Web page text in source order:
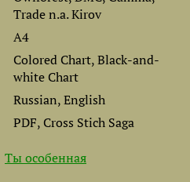
Trade n.a. Kirov
A4
Colored Chart, Black-and-
white Chart
Russian, English
PDF, Cross Stich Saga
Ты особенная